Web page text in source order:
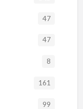
47
47
8
161
99